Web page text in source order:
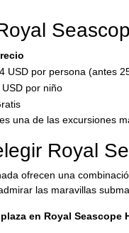
USD por persona (antes
USD por niño
una de las excursiones
Royal
ofrecen una
las maravillas
en Royal Seascope